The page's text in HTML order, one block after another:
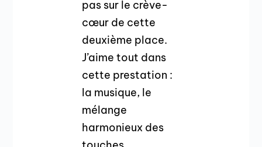
pas sur le crève-
cœur de cette
deuxième place.
J’aime tout dans
cette prestation :
la musique, le
mélange
harmonieux des